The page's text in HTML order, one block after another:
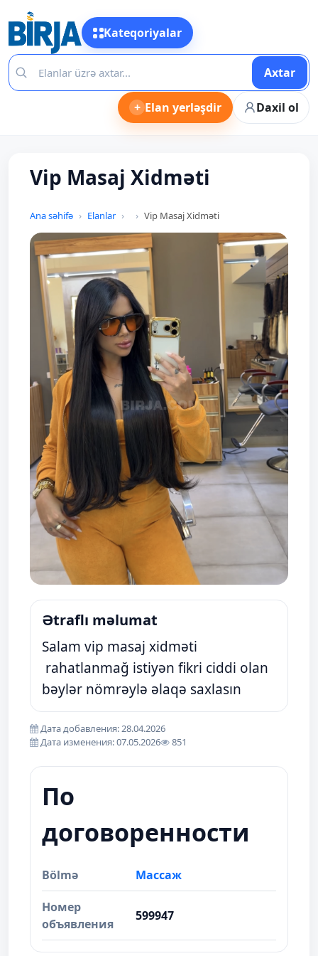
Kateqoriyalar
Axtar
+ Elan yerləşdir Daxil ol
Vip Masaj Xidməti
Ana səhifə Elanlar Vip Masaj Xidməti
Ətraflı məlumat
Salam vip masaj xidməti
rahatlanmağ istiyən fikri ciddi olan
bəylər nömrəylə əlaqə saxlasın
Дата добавления: 28.04.2026
Дата изменения: 07.05.2026
851
По
договоренности
Bölmə Массаж
Номер
объявления
599947